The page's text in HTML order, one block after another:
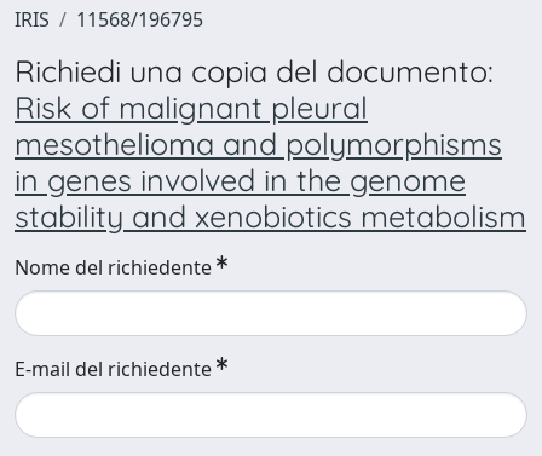
IRIS 11568/196795
Richiedi una copia del documento:
Risk of malignant pleural
mesothelioma and polymorphisms
in genes involved in the genome
stability and xenobiotics metabolism
Nome del richiedente
E-mail del richiedente